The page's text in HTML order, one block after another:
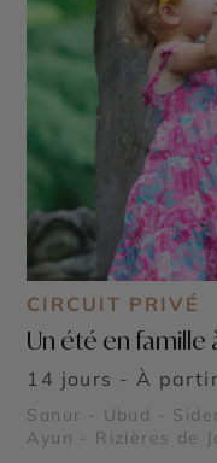
CIRCUIT PRIVÉ
Un été en famille
14 jours - À
Sanur - Ubud -
Ayun - Rizières de